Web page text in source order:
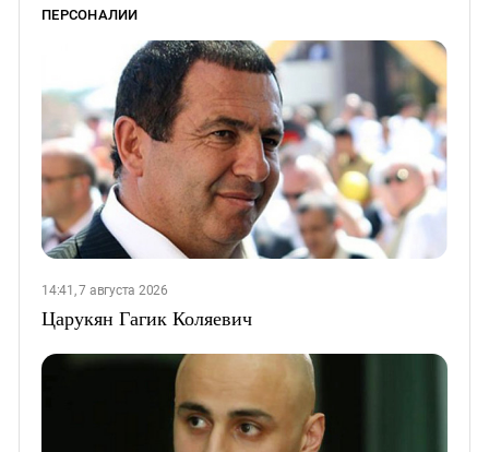
ПЕРСОНАЛИИ
14:41, 7 августа 2026
Царукян Гагик Коляевич